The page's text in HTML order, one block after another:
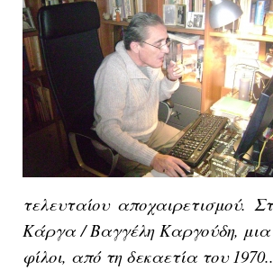
τελευταίου αποχαιρετισμού.
Κάργα / Βαγγέλη Καργούδη,
φίλοι, από τη δεκαετία του